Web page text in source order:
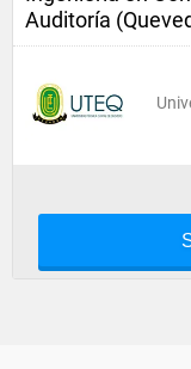
Auditoría